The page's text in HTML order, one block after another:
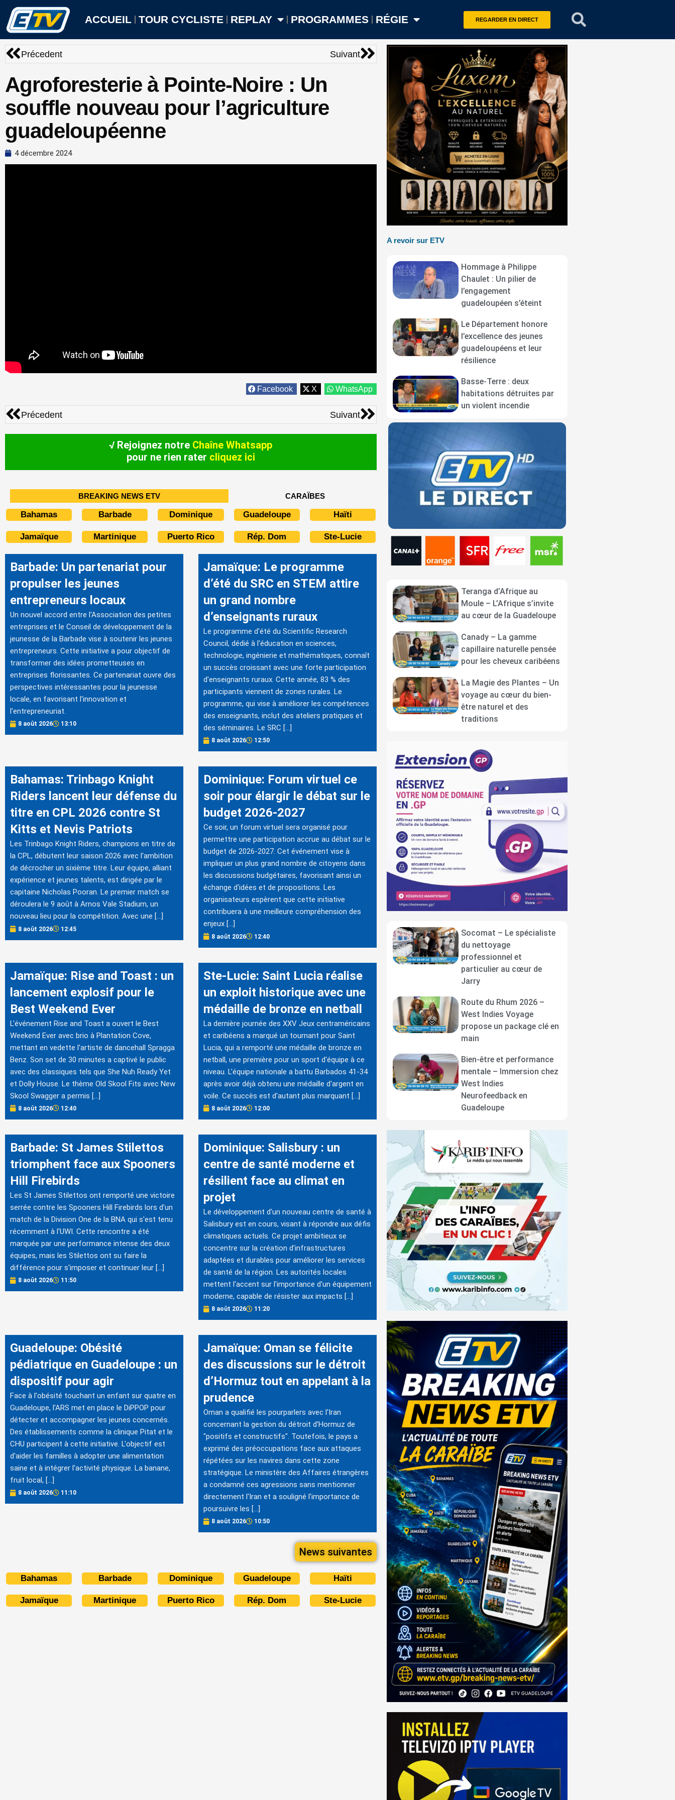
Aller
contenu
ACCUEIL TOUR CYCLISTE REPLAY PROGRAMMES RÉGIE REGARDER EN DIRECT
Précédent
Précedent SuivantSuivant
Agroforesterie à Pointe-Noire : Un
souffle nouveau pour l’agriculture
guadeloupéenne
4 décembre 2024
Facebook X WhatsApp
Précédent
Précedent SuivantSuivant
√ Rejoignez notre Chaîne Whatsapp
pour ne rien rater cliquez ici
BREAKING NEWS ETV CARAÏBES
Bahamas Barbade Dominique Guadeloupe Haïti
Jamaïque Martinique Puerto Rico Rép. Dom Ste-Lucie
Barbade: Un partenariat pour
propulser les jeunes
entrepreneurs locaux
Un nouvel accord entre l'Association des petites
entreprises et le Conseil de développement de la
jeunesse de la Barbade vise à soutenir les jeunes
entrepreneurs. Cette initiative a pour objectif de
transformer des idées prometteuses en
entreprises florissantes. Ce partenariat ouvre des
perspectives intéressantes pour la jeunesse
locale, en favorisant l'innovation et
l'entrepreneuriat.
8 août 2026 13:10
Jamaïque: Le programme
d’été du SRC en STEM attire
un grand nombre
d’enseignants ruraux
Le programme d'été du Scientific Research
Council, dédié à l'éducation en sciences,
technologie, ingénierie et mathématiques, connaît
un succès croissant avec une forte participation
d'enseignants ruraux. Cette année, 83 % des
participants viennent de zones rurales. Le
programme, qui vise à améliorer les compétences
des enseignants, inclut des ateliers pratiques et
des séminaires. Le SRC […]
8 août 2026 12:50
Bahamas: Trinbago Knight
Riders lancent leur défense du
titre en CPL 2026 contre St
Kitts et Nevis Patriots
Les Trinbago Knight Riders, champions en titre de
la CPL, débutent leur saison 2026 avec l'ambition
de décrocher un sixième titre. Leur équipe, alliant
expérience et jeunes talents, est dirigée par le
capitaine Nicholas Pooran. Le premier match se
déroulera le 9 août à Arnos Vale Stadium, un
nouveau lieu pour la compétition. Avec une […]
8 août 2026 12:45
Dominique: Forum virtuel ce
soir pour élargir le débat sur le
budget 2026-2027
Ce soir, un forum virtuel sera organisé pour
permettre une participation accrue au débat sur le
budget de 2026-2027. Cet événement vise à
impliquer un plus grand nombre de citoyens dans
les discussions budgétaires, favorisant ainsi un
échange d'idées et de propositions. Les
organisateurs espèrent que cette initiative
contribuera à une meilleure compréhension des
enjeux […]
8 août 2026 12:40
Jamaïque: Rise and Toast : un
lancement explosif pour le
Best Weekend Ever
L'événement Rise and Toast a ouvert le Best
Weekend Ever avec brio à Plantation Cove,
mettant en vedette l'artiste de dancehall Spragga
Benz. Son set de 30 minutes a captivé le public
avec des classiques tels que She Nuh Ready Yet
et Dolly House. Le thème Old Skool Fits avec New
Skool Swagger a permis […]
8 août 2026 12:40
Ste-Lucie: Saint Lucia réalise
un exploit historique avec une
médaille de bronze en netball
La dernière journée des XXV Jeux centraméricains
et caribéens a marqué un tournant pour Saint
Lucia, qui a remporté une médaille de bronze en
netball, une première pour un sport d'équipe à ce
niveau. L'équipe nationale a battu Barbados 41-34
après avoir déjà obtenu une médaille d'argent en
voile. Ce succès est d'autant plus marquant […]
8 août 2026 12:00
Barbade: St James Stilettos
triomphent face aux Spooners
Hill Firebirds
Les St James Stilettos ont remporté une victoire
serrée contre les Spooners Hill Firebirds lors d'un
match de la Division One de la BNA qui s'est tenu
récemment à l'UWI. Cette rencontre a été
marquée par une performance intense des deux
équipes, mais les Stilettos ont su faire la
différence pour s'imposer et continuer leur […]
8 août 2026 11:50
Dominique: Salisbury : un
centre de santé moderne et
résilient face au climat en
projet
Le développement d'un nouveau centre de santé à
Salisbury est en cours, visant à répondre aux défis
climatiques actuels. Ce projet ambitieux se
concentre sur la création d'infrastructures
adaptées et durables pour améliorer les services
de santé de la région. Les autorités locales
mettent l'accent sur l'importance d'un équipement
moderne, capable de résister aux impacts […]
8 août 2026 11:20
Guadeloupe: Obésité
pédiatrique en Guadeloupe : un
dispositif pour agir
Face à l'obésité touchant un enfant sur quatre en
Guadeloupe, l'ARS met en place le DiPPOP pour
détecter et accompagner les jeunes concernés.
Des établissements comme la clinique Pitat et le
CHU participent à cette initiative. L'objectif est
d'aider les familles à adopter une alimentation
saine et à intégrer l'activité physique. La banane,
fruit local, […]
8 août 2026 11:10
Jamaïque: Oman se félicite
des discussions sur le détroit
d’Hormuz tout en appelant à la
prudence
Oman a qualifié les pourparlers avec l'Iran
concernant la gestion du détroit d'Hormuz de
"positifs et constructifs". Toutefois, le pays a
exprimé des préoccupations face aux attaques
répétées sur les navires dans cette zone
stratégique. Le ministère des Affaires étrangères
a condamné ces agressions sans mentionner
directement l'Iran et a souligné l'importance de
poursuivre les […]
8 août 2026 10:50
News suivantes
Bahamas Barbade Dominique Guadeloupe Haïti
Jamaïque Martinique Puerto Rico Rép. Dom Ste-Lucie
A revoir sur ETV
Hommage à Philippe
Chaulet : Un pilier de
l’engagement
guadeloupéen s’éteint
Le Département honore
l’excellence des jeunes
guadeloupéens et leur
résilience
Basse-Terre : deux
habitations détruites par
un violent incendie
Teranga d’Afrique au
Moule – L’Afrique s’invite
au cœur de la Guadeloupe
Canady – La gamme
capillaire naturelle pensée
pour les cheveux caribéens
La Magie des Plantes – Un
voyage au cœur du bien-
être naturel et des
traditions
Socomat – Le spécialiste
du nettoyage
professionnel et
particulier au cœur de
Jarry
Route du Rhum 2026 –
West Indies Voyage
propose un package clé en
main
Bien-être et performance
mentale – Immersion chez
West Indies
Neurofeedback en
Guadeloupe